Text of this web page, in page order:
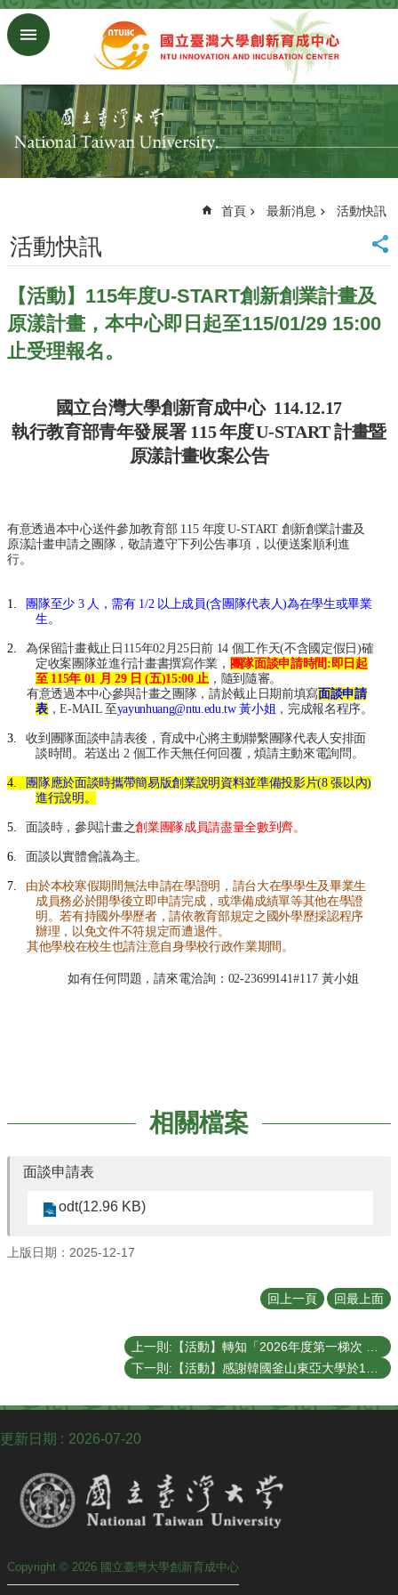
跳到主要內容區塊
搜
回
首
頁
頁
究
發
展
處
首
學
合
心
網
覽
English
最
消
關
我
進
駐
成
成
關
規
們
首頁 最新消息 活動快訊
活動快訊
【活動】115年度U-START創新創業計畫及
原漾計畫，本中心即日起至115/01/29 15:00
止受理報名。
國立台灣大學創新育成中心 114.12.17
執行教育部青年發展署 115年度U-START 計畫暨
原漾計畫收案公告
有意透過本中心送件參加教育部 115 年度U-START 創新創業計畫及
原漾計畫申請之團隊，敬請遵守下列公告事項，以便送案順利進
行。
1. 團隊至少 3 人，需有1/2 以上成員(含團隊代表人)為在學生或畢業
生。
2. 為保留計畫截止日 115年02月25日前 14 個工作天(不含國定假日)確
定收案團隊並進行計畫書撰寫作業， 團隊面談申請時間 :即日起
至115年 01 月29 日 (五)15:00止 ，隨到隨審。
有意透過本中心參與計畫之團隊，請於截止日期前填寫面談申請
表，E-MAIL 至yayunhuang@ntu.edu.tw 黃小姐 ，完成報名程序。
3.
收到團隊面談申請表後，育成中心將主動聯繫團隊代表人安排面
談時間。若送出 2 個工作天無任何回覆，煩請主動來電詢問。
4. 團隊應於面談時攜帶簡易版創業說明資料並準備投影片(8張以內)
進行說明。
5. 面談時，參與計畫之創業團隊成員請盡量全數到齊。
6. 面談以實體會議為主。
7.
由於本校寒假期間無法申請在學證明，請台大在學學生及畢業生
成員務必於開學後立即申請完成，或準備成績單等其他在學證
明。若有持國外學歷者，請依教育部規定之國外學歷採認程序
辦理，以免文件不符規定而遭退件。
其他學校在校生也請注意自身學校行政作業期間。
如有任何問題，請來電洽詢： 02-23699141#117 黃小姐
相關檔案
面談申請表
odt(12.96 KB)
上版日期：2025-12-17
回上一頁 回最上面
更新日期 2026-07-20
Copyright © 2026 國立臺灣大學創新育成中心